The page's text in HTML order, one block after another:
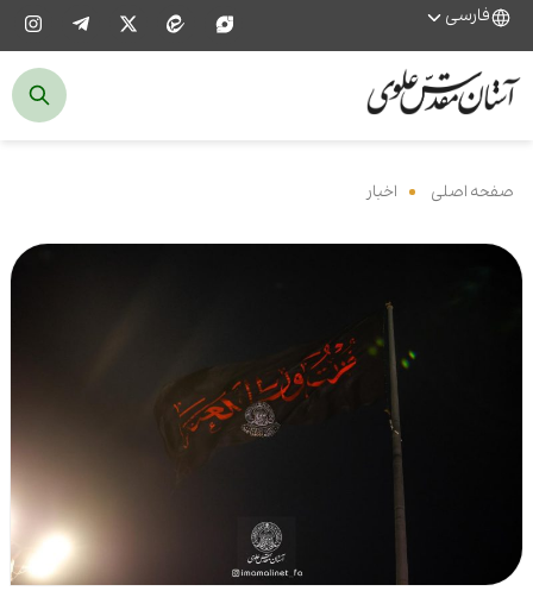
فارسی
صفحه اصلی اخبار